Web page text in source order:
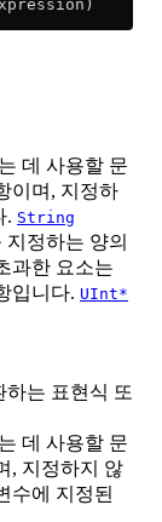
데 사용할 문
이며, 지정하
. String
정하는 양의
과한 요소는
입니다. UInt*
는 표현식 또
데 사용할 문
, 지정하지 않
수에 지정된